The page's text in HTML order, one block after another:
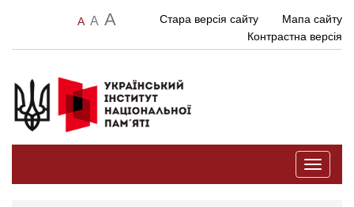
A A A Стара версія сайту
Мапа сайту
Контрастна версія
Toggle